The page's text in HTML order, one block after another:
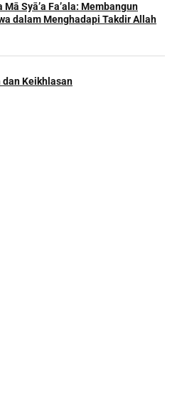
Syā’a Fa’ala: Membangun
dalam Menghadapi Takdir Allah
dan Keikhlasan